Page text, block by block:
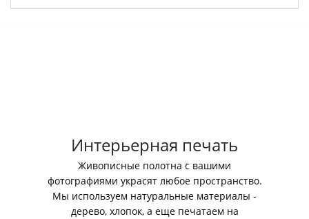
Интерьерная печать
Живописные полотна с вашими
фотографиями украсят любое пространство.
Мы используем натуральные материалы -
дерево, хлопок, а еще печатаем на